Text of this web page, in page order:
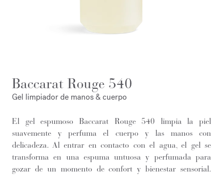
Baccarat Rouge 540
Gel limpiador de manos & cuerpo
El gel espumoso Baccarat Rouge 540 limpia la piel
suavemente y perfuma el cuerpo y las manos con
delicadeza. Al entrar en contacto con el agua, el gel se
transforma en una espuma untuosa y perfumada para
gozar de un momento de confort y bienestar sensorial.